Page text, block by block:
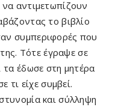
αντιμετωπίζουν
το βιβλίο
συμπεριφορές που
Τότε έγραψε σε
τα έδωσε στη μητέρα
τι είχε συμβεί.
και σύλληψη